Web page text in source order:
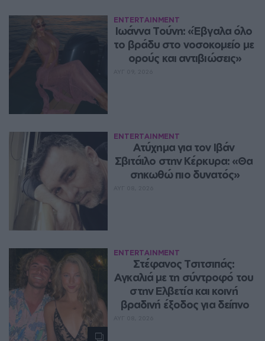
ENTERTAINMENT
Ιωάννα Τούνη: «Έβγαλα όλο
το βράδυ στο νοσοκομείο με
ορούς και αντιβιώσεις»
ENTERTAINMENT
Ατύχημα για τον Ιβάν
Σβιτάιλο στην Κέρκυρα: «Θα
σηκωθώ πιο δυνατός»
ENTERTAINMENT
Στέφανος Τσιτσιπάς:
Αγκαλιά με τη σύντροφό του
στην Ελβετία και κοινή
βραδινή έξοδος για δείπνο